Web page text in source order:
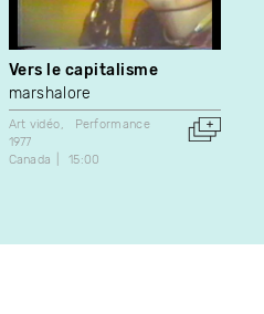
Vers le capitalisme
marshalore
Art vidéo
Performance
1977
Canada
15:00